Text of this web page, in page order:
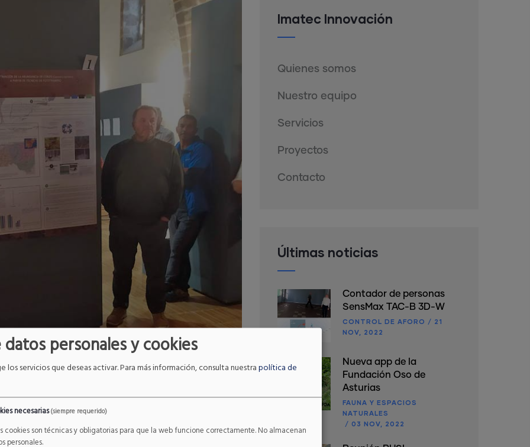
Imatec Innovación
Quienes somos
Nuestro equipo
Servicios
Proyectos
Contacto
Últimas noticias
Contador de personas
SensMax TAC-B 3D-W
CONTROL DE AFORO / 21
NOV, 2022
Nueva app de la
Fundación Oso de
Asturias
FAUNA Y ESPACIOS
NATURALES
/ 03 NOV, 2022
datos personales y cookies
los servicios que deseas activar.Para más información, consulta nuestrapolítica de
necesarias(siempre requerido)
cookies son técnicas y obligatorias para que la web funcione correctamente. No almacenan
personales.